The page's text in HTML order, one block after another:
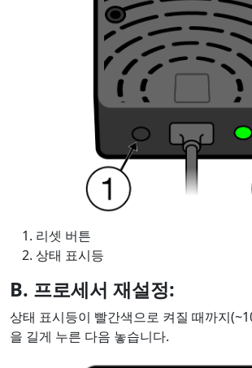
리셋 버튼
상태 표시등
B. 프로세서 재설정:
상태 표시등이 빨간색으로 켜질 때까지
을 길게 누른 다음 놓습니다.